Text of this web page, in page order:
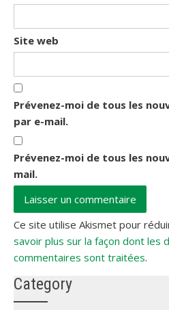
Site web
Prévenez-moi de tous les
par e-mail.
Prévenez-moi de tous les
mail.
Ce site utilise Akismet pour
savoir plus sur la façon dont les
commentaires sont traitées.
Category